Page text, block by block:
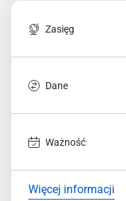
Zasięg
Dane
Ważność
Więcej informacji